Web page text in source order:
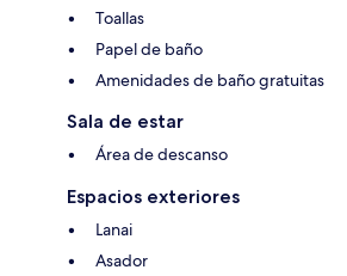
Toallas
Papel de baño
Amenidades de baño gratuitas
Sala de estar
Área de descanso
Espacios exteriores
Lanai
Asador